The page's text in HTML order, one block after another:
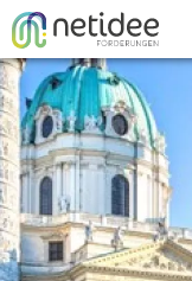
Enter your username
Passwort